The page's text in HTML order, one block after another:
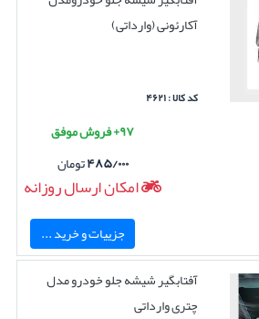
آکارئونی (وارداتی)
کد کالا : ۴۶۲۱
۹۷+ فروش موفق
۴۸۵/۰۰۰تومان
امکان ارسال روزانه
جزییات و خرید ...
آفتابگیر شیشه جلو خودرو مدل
چتری وارداتی